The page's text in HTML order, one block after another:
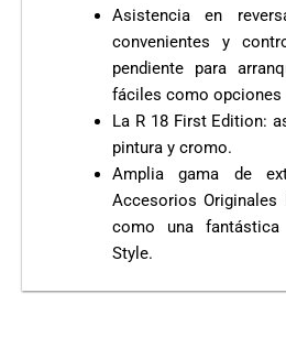
Asistencia en
convenientes y
pendiente para
fáciles como opciones
La R 18 First Edition:
pintura y cromo.
Amplia gama de
Accesorios Originales
como una
Style.